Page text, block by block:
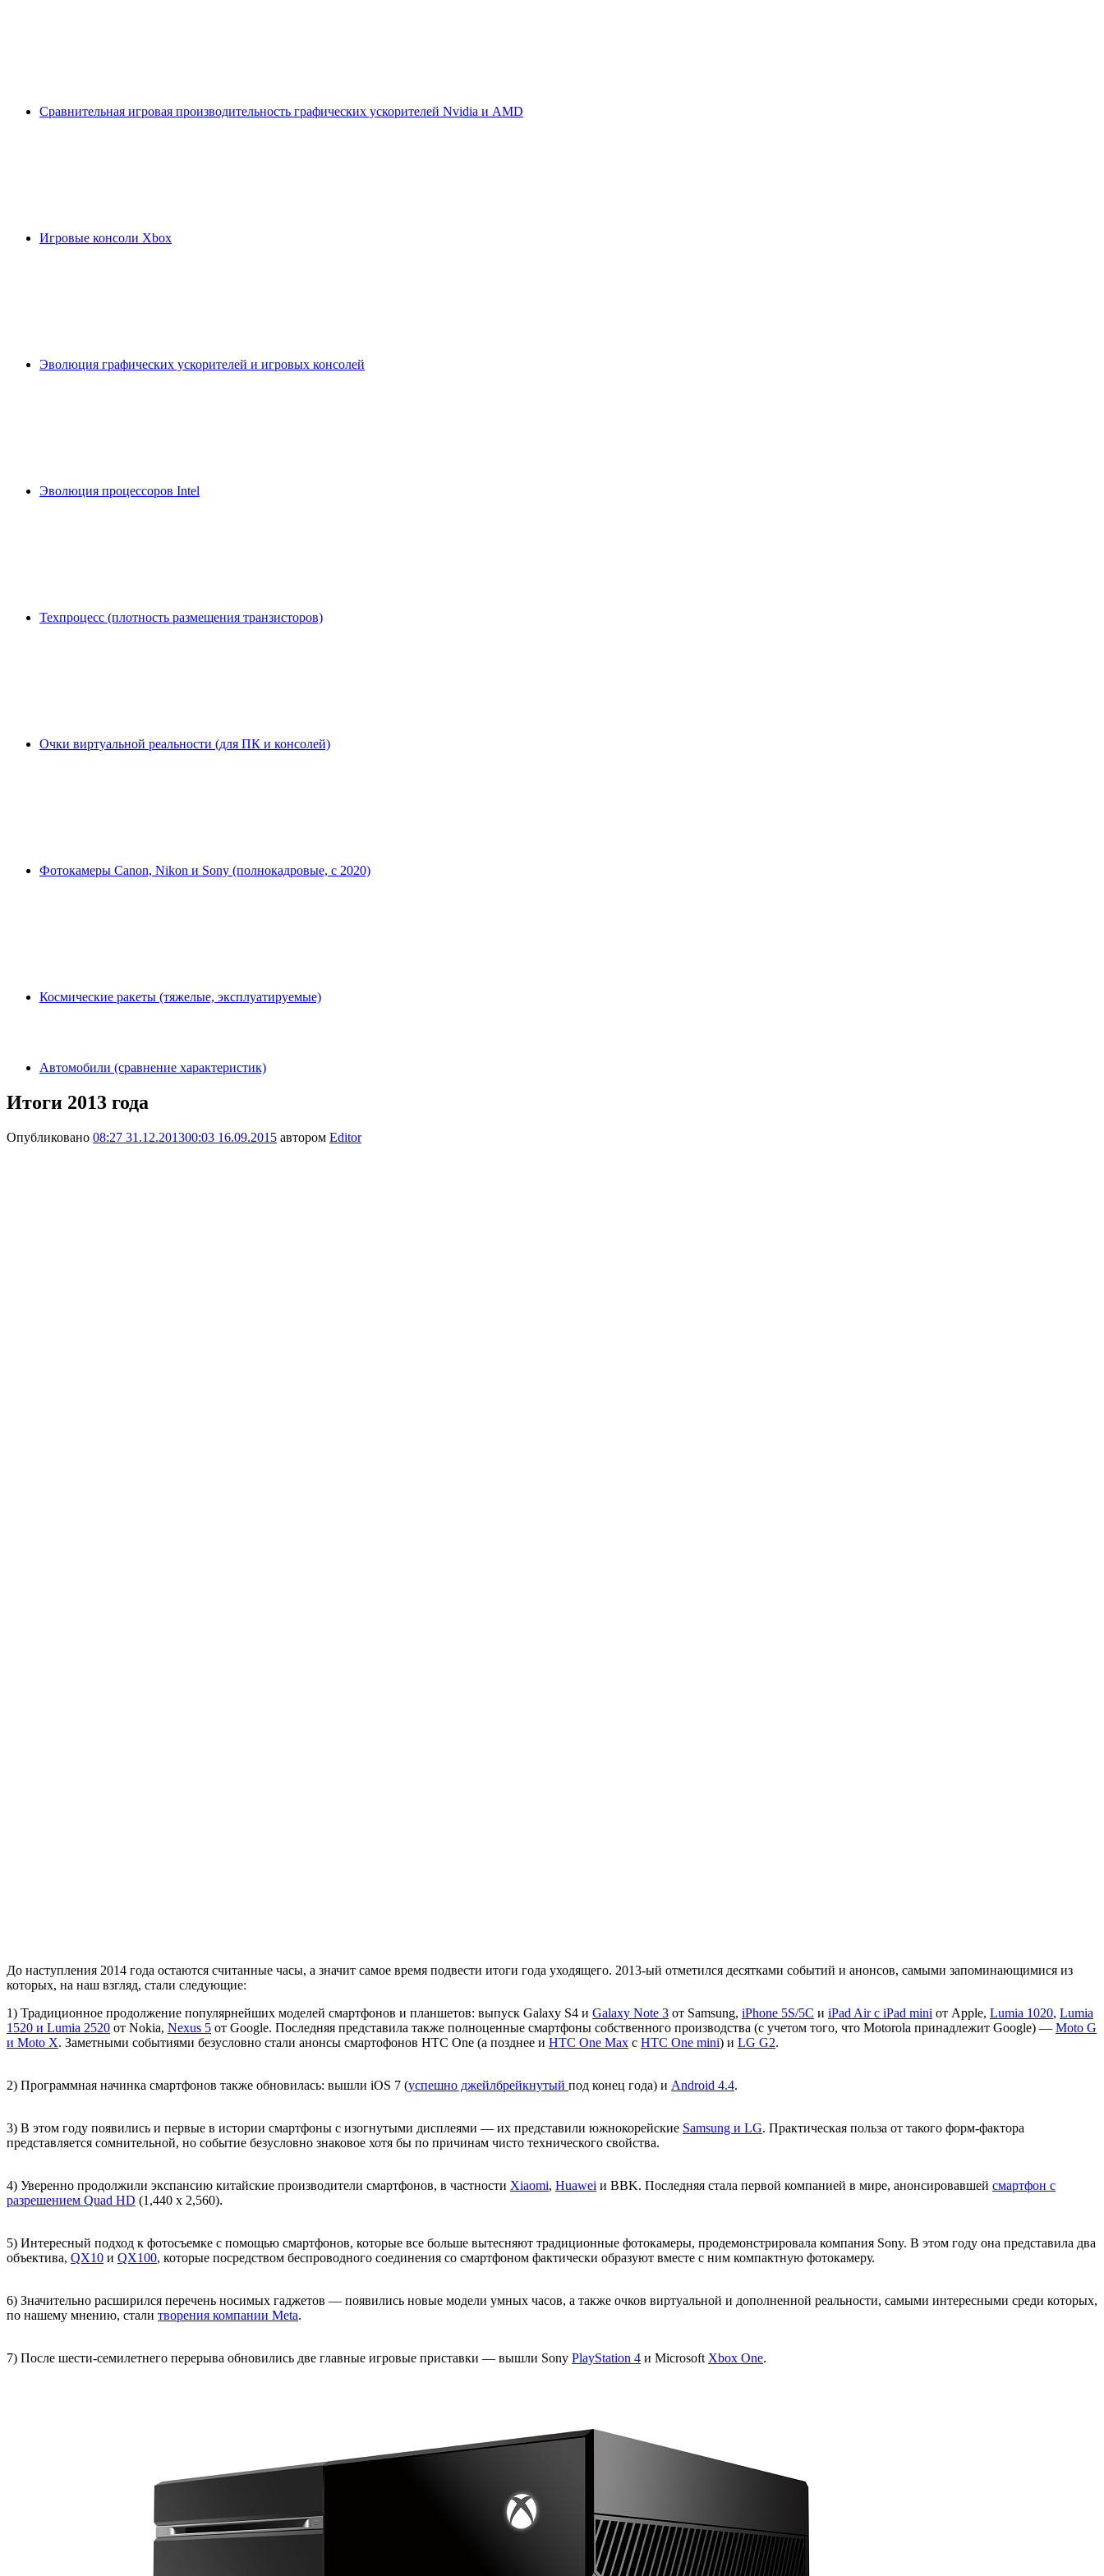
Сравнительная игровая производительность графических ускорителей Nvidia и AMD
Игровые консоли Xbox
Эволюция графических ускорителей и игровых консолей
Эволюция процессоров Intel
Техпроцесс (плотность размещения транзисторов)
Очки виртуальной реальности (для ПК и консолей)
Фотокамеры Canon, Nikon и Sony (полнокадровые, с 2020)
Космические ракеты (тяжелые, эксплуатируемые)
Автомобили (сравнение характеристик)
Итоги 2013 года
Опубликовано 08:27 31.12.201300:03 16.09.2015 автором Editor
До наступления 2014 года остаются считанные часы, а значит самое время подвести итоги года уходящего. 2013-ый отметился десятками событий и анонсов, самыми запоминающимися из
которых, на наш взгляд, стали следующие:
1) Традиционное продолжение популярнейших моделей смартфонов и планшетов: выпуск Galaxy S4 и Galaxy Note 3 от Samsung, iPhone 5S/5C и iPad Air c iPad mini от Apple, Lumia 1020, Lumia
1520 и Lumia 2520 от Nokia, Nexus 5 от Google. Последняя представила также полноценные смартфоны собственного производства (с учетом того, что Motorola принадлежит Google) — Moto G
и Moto X. Заметными событиями безусловно стали анонсы смартофонов HTC One (а позднее и HTC One Max c HTC One mini) и LG G2.
2) Программная начинка смартфонов также обновилась: вышли iOS 7 (успешно джейлбрейкнутый под конец года) и Android 4.4.
3) В этом году появились и первые в истории смартфоны с изогнутыми дисплеями — их представили южнокорейские Samsung и LG. Практическая польза от такого форм-фактора
представляется сомнительной, но событие безусловно знаковое хотя бы по причинам чисто технического свойства.
4) Уверенно продолжили экспансию китайские производители смартфонов, в частности Xiaomi, Huawei и BBK. Последняя стала первой компанией в мире, анонсировавшей смартфон с
разрешением Quad HD (1,440 x 2,560).
5) Интересный подход к фотосъемке с помощью смартфонов, которые все больше вытесняют традиционные фотокамеры, продемонстрировала компания Sony. В этом году она представила два
объектива, QX10 и QX100, которые посредством беспроводного соединения со смартфоном фактически образуют вместе с ним компактную фотокамеру.
6) Значительно расширился перечень носимых гаджетов — появились новые модели умных часов, а также очков виртуальной и дополненной реальности, самыми интересными среди которых,
по нашему мнению, стали творения компании Meta.
7) После шести-семилетнего перерыва обновились две главные игровые приставки — вышли Sony PlayStation 4 и Microsoft Xbox One.